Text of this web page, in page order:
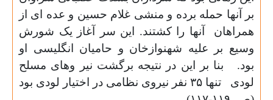
بر آنها حمله برده و منشی غلام حسین و عده ای از
همراهان آنها را کشتند. این سر آغاز یک شورش
وسیع بر علیه شهنوازخان و حامیان انگلیسی او
بود. بنا بر این در نتیجه برگشت نیر وهای مسلح
لودی تنها ۳۵ نفر نیروی نظامی در اختیار لودی بود